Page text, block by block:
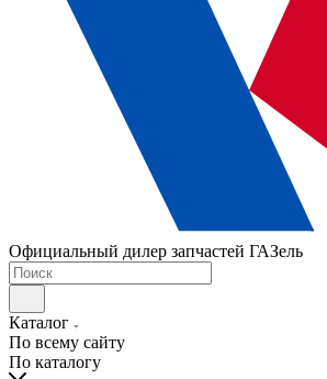
Официальный дилер запчастей ГАЗель
Каталог
По всему сайту
По каталогу